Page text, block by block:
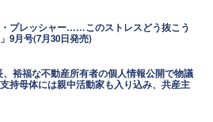
プレッシャー……このストレスどう抜こう
9月号(7月30日発売)
、裕福な不動産所有者の個人情報公開で物議
持母体には親中活動家も入り込み、共産主